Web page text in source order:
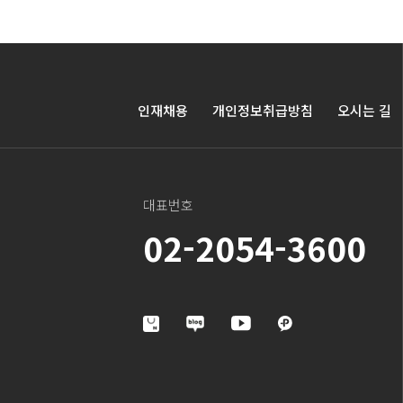
인재채용 개인정보취급방침 오시는 길
대표번호
02-2054-3600